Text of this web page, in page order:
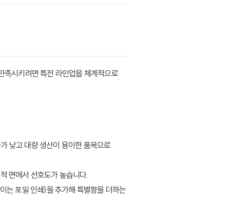
족시키려면 특전 라인업을 체계적으로
낮고 대량 생산이 용이한 품목으로
면에서 선호도가 높습니다.
는 포일 인쇄)을 추가해 특별함을 더하는